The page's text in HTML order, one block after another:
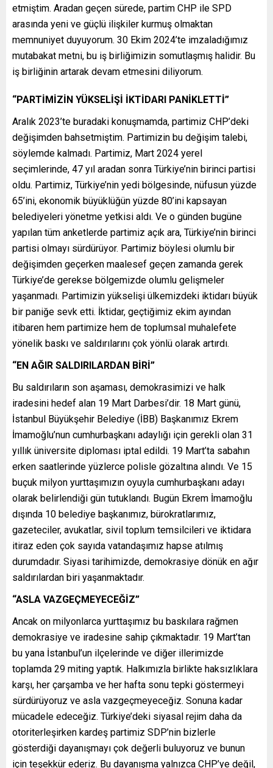
etmiştim. Aradan geçen sürede, partim CHP ile SPD
arasında yeni ve güçlü ilişkiler kurmuş olmaktan
memnuniyet duyuyorum. 30 Ekim 2024’te imzaladığımız
mutabakat metni, bu iş birliğimizin somutlaşmış halidir. Bu
iş birliğinin artarak devam etmesini diliyorum.
“PARTİMİZİN YÜKSELİŞİ İKTİDARI PANİKLETTİ”
Aralık 2023’te buradaki konuşmamda, partimiz CHP’deki
değişimden bahsetmiştim. Partimizin bu değişim talebi,
söylemde kalmadı. Partimiz, Mart 2024 yerel
seçimlerinde, 47 yıl aradan sonra Türkiye’nin birinci partisi
oldu. Partimiz, Türkiye’nin yedi bölgesinde, nüfusun yüzde
65’ini, ekonomik büyüklüğün yüzde 80’ini kapsayan
belediyeleri yönetme yetkisi aldı. Ve o günden bugüne
yapılan tüm anketlerde partimiz açık ara, Türkiye’nin birinci
partisi olmayı sürdürüyor. Partimiz böylesi olumlu bir
değişimden geçerken maalesef geçen zamanda gerek
Türkiye’de gerekse bölgemizde olumlu gelişmeler
yaşanmadı. Partimizin yükselişi ülkemizdeki iktidarı büyük
bir paniğe sevk etti. İktidar, geçtiğimiz ekim ayından
itibaren hem partimize hem de toplumsal muhalefete
yönelik baskı ve saldırılarını çok yönlü olarak artırdı.
“EN AĞIR SALDIRILARDAN BİRİ”
Bu saldırıların son aşaması, demokrasimizi ve halk
iradesini hedef alan 19 Mart Darbesi’dir. 18 Mart günü,
İstanbul Büyükşehir Belediye (İBB) Başkanımız Ekrem
İmamoğlu’nun cumhurbaşkanı adaylığı için gerekli olan 31
yıllık üniversite diploması iptal edildi. 19 Mart’ta sabahın
erken saatlerinde yüzlerce polisle gözaltına alındı. Ve 15
buçuk milyon yurttaşımızın oyuyla cumhurbaşkanı adayı
olarak belirlendiği gün tutuklandı. Bugün Ekrem İmamoğlu
dışında 10 belediye başkanımız, bürokratlarımız,
gazeteciler, avukatlar, sivil toplum temsilcileri ve iktidara
itiraz eden çok sayıda vatandaşımız hapse atılmış
durumdadır. Siyasi tarihimizde, demokrasiye dönük en ağır
saldırılardan biri yaşanmaktadır.
“ASLA VAZGEÇMEYECEĞİZ”
Ancak on milyonlarca yurttaşımız bu baskılara rağmen
demokrasiye ve iradesine sahip çıkmaktadır. 19 Mart’tan
bu yana İstanbul’un ilçelerinde ve diğer illerimizde
toplamda 29 miting yaptık. Halkımızla birlikte haksızlıklara
karşı, her çarşamba ve her hafta sonu tepki göstermeyi
sürdürüyoruz ve asla vazgeçmeyeceğiz. Sonuna kadar
mücadele edeceğiz. Türkiye’deki siyasal rejim daha da
otoriterleşirken kardeş partimiz SDP’nin bizlerle
gösterdiği dayanışmayı çok değerli buluyoruz ve bunun
için teşekkür ederiz. Bu dayanışma yalnızca CHP’ye değil,